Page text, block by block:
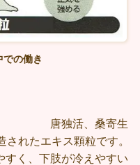
での働き
桑寄生
れたエキス顆粒です。
が冷えやすい